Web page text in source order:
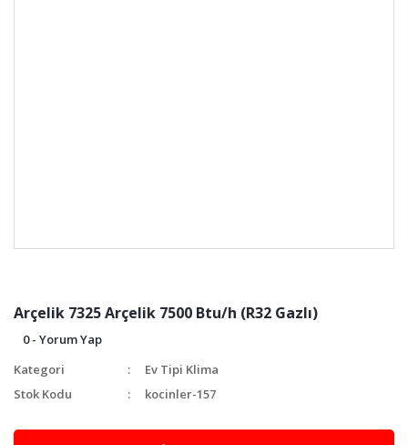
Arçelik 7325 Arçelik 7500 Btu/h (R32 Gazlı)
0 - Yorum Yap
Kategori
Ev Tipi Klima
Stok Kodu
kocinler-157